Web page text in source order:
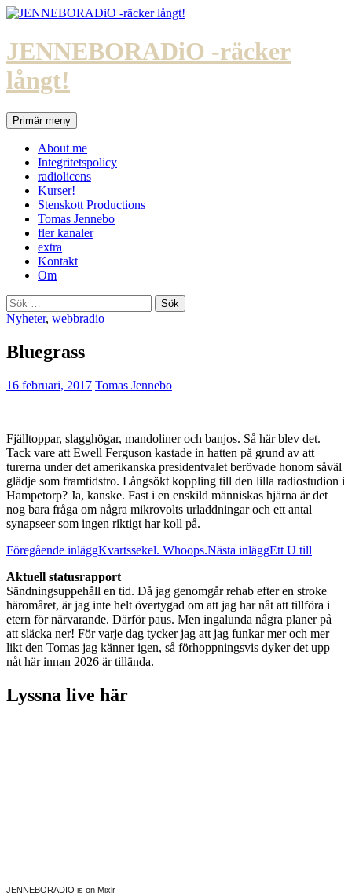
Hoppa
innehåll
JENNEBORADiO -räcker
långt!
SökPrimär meny
About me
Integritetspolicy
radiolicens
Kurser!
Stenskott Productions
Tomas Jennebo
fler kanaler
extra
Kontakt
Om
Sök
efter:
Nyheter, webbradio
Bluegrass
16 februari, 2017 Tomas Jennebo
Fjälltoppar, slagghögar, mandoliner och banjos. Så här blev det.
Tack vare att Ewell Ferguson kastade in hatten på grund av att
turerna under det amerikanska presidentvalet berövade honom såväl
glädje som framtidstro. Långsökt koppling till den lilla radiostudion i
Hampetorp? Ja, kanske. Fast i en enskild människas hjärna är det
nog bara fråga om några mikrovolts urladdningar och ett antal
synapseer som ingen riktigt har koll på.
Inläggsnavigering
Föregående inläggKvartssekel. Whoops.Nästa inläggEtt U till
Aktuell statusrapport
Sändningsuppehåll en tid. Då jag genomgår rehab efter en stroke
häromåret, är jag inte helt övertygad om att jag har nåt att tillföra i
etern för närvarande. Därför paus. Men ingalunda några planer på
att släcka ner! För varje dag tycker jag att jag funkar mer och mer
likt den Tomas jag känner igen, så förhoppningsvis dyker det upp
nåt här innan 2026 är tillända.
Lyssna live här
JENNEBORADIO is on Mixlr